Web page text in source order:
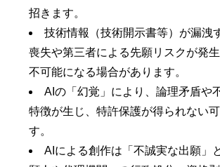
招きます。
技術情報（技術開示書等）が漏洩
喪失や第三者による先願リスクが発
不可能になる場合があります。
AIの「幻覚」により、論理矛盾や
特徴が生じ、特許保護が得られない
す。
AIによる創作は「不誠実な出願」